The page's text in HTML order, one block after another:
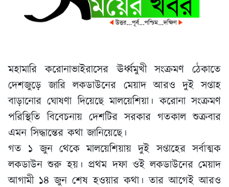
মহামারি করোনাভাইরাসের ঊর্ধ্বমুখী সংক্রমণ ঠেকাতে
দেশজুড়ে জারি লকডাউনের মেয়াদ আরও দুই সপ্তাহ
বাড়ানোর ঘোষণা দিয়েছে মালয়েশিয়া। করোনা সংক্রমণ
পরিস্থিতি বিবেচনায় দেশটির সরকার গতকাল শুক্রবার
এমন সিদ্ধান্তের কথা জানিয়েছে।
গত ১ জুন থেকে মালয়েশিয়ায় দুই সপ্তাহের সর্বাত্মক
লকডাউন শুরু হয়। প্রথম দফা ওই লকডাউনের মেয়াদ
আগামী ১৪ জুন শেষ হওয়ার কথা। তার আগেই আরও